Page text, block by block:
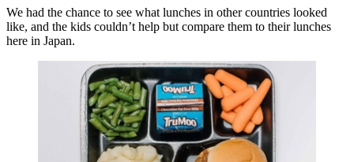
We had the chance to see what lunches in other countries looked
like, and the kids couldn’t help but compare them to their lunches
here in Japan.